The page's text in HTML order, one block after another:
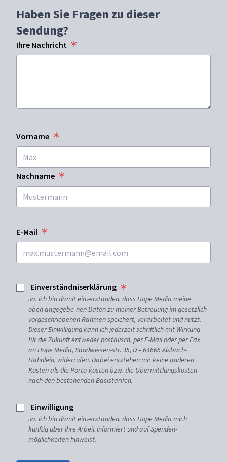
Haben Sie Fragen zu dieser
Sendung?
Ihre Nachricht
Vorname
Nachname
E-Mail
Einverständniserklärung
Ja, ich bin damit einverstanden, dass Hope Media meine
oben angegebe-nen Daten zu meiner Betreuung im gesetzlich
vorgeschriebenen Rahmen speichert, verarbeitet und nutzt.
Dieser Einwilligung kann ich jederzeit schriftlich mit Wirkung
für die Zukunft entweder postalisch, per E-Mail oder per Fax
an Hope Media, Sandwiesen-str. 35, D – 64665 Alsbach-
Hähnlein, widerrufen. Dabei entstehen mir keine anderen
Kosten als die Porto-kosten bzw. die Übermittlungskosten
nach den bestehenden Basistarifen.
Einwilligung
Ja, ich bin damit einverstanden, dass Hope Media mich
künftig über ihre Arbeit informiert und auf Spenden-
möglichkeiten hinweist.